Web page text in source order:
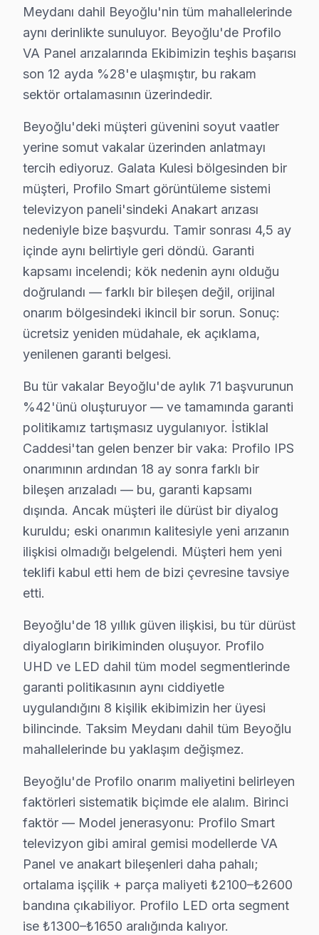
Sütlüce Profilo Servis
Sütlüce'de Profilo TV ses ama görüntü yok sorununu
Sütlüce Profilo Anakart Tamiri →
Şahkulu semtindeki Profilo TV sorunları için kapıya kadar
Şahkulu Profilo Açılmıyor Arıza →
Şehit Muhtar Profilo Servis
Şehit Muhtar'de Profilo TV güç kartı kondansatör şişmesi
Beyoğlu Profilo Servis →
Taksim Profilo Servis
Taksim'de Profilo TV ses ama görüntü yok sorununu
Profilo Servis Merkezi →
Tarlabaşı Profilo Servis
Beyoğlu'da Tarlabaşı bölgesindeki Profilo kullanıcılarına
Tomtom Profilo Servis
Tomtom'de Profilo TV ekranında çizgi, donma ya da ses
Beyoğlu Profilo Servis →
Yahya Kahya Profilo Servis
Yahya Kahya'de Profilo TV güç kartı kondansatör şişmesi
Yenişehir Profilo Servis
Profilo TV Yenişehir adresinde firmware güncellemesi
Beyoğlu Profilo TV Servis Hizmet Bölgesi
Beyoğlu bölgesine kapıya gelen Profilo TV tamir servisi
Meydanı dahil Beyoğlu'nin tüm mahallelerinde
aynı derinlikte sunuluyor. Beyoğlu'de Profilo
VA Panel arızalarında Ekibimizin teşhis başarısı
son 12 ayda %28'e ulaşmıştır, bu rakam
sektör ortalamasının üzerindedir.
Beyoğlu'deki müşteri güvenini soyut vaatler
yerine somut vakalar üzerinden anlatmayı
tercih ediyoruz. Galata Kulesi bölgesinden bir
müşteri, Profilo Smart görüntüleme sistemi
televizyon paneli'sindeki Anakart arızası
nedeniyle bize başvurdu. Tamir sonrası 4,5 ay
içinde aynı belirtiyle geri döndü. Garanti
kapsamı incelendi; kök nedenin aynı olduğu
doğrulandı — farklı bir bileşen değil, orijinal
onarım bölgesindeki ikincil bir sorun. Sonuç:
ücretsiz yeniden müdahale, ek açıklama,
yenilenen garanti belgesi.
Bu tür vakalar Beyoğlu'de aylık 71 başvurunun
%42'ünü oluşturuyor — ve tamamında garanti
politikamız tartışmasız uygulanıyor. İstiklal
Caddesi'tan gelen benzer bir vaka: Profilo IPS
onarımının ardından 18 ay sonra farklı bir
bileşen arızaladı — bu, garanti kapsamı
dışında. Ancak müşteri ile dürüst bir diyalog
kuruldu; eski onarımın kalitesiyle yeni arızanın
ilişkisi olmadığı belgelendi. Müşteri hem yeni
teklifi kabul etti hem de bizi çevresine tavsiye
etti.
Beyoğlu'de 18 yıllık güven ilişkisi, bu tür dürüst
diyalogların birikiminden oluşuyor. Profilo
UHD ve LED dahil tüm model segmentlerinde
garanti politikasının aynı ciddiyetle
uygulandığını 8 kişilik ekibimizin her üyesi
bilincinde. Taksim Meydanı dahil tüm Beyoğlu
mahallelerinde bu yaklaşım değişmez.
Beyoğlu'de Profilo onarım maliyetini belirleyen
faktörleri sistematik biçimde ele alalım. Birinci
faktör — Model jenerasyonu: Profilo Smart
televizyon gibi amiral gemisi modellerde VA
Panel ve anakart bileşenleri daha pahalı;
ortalama işçilik + parça maliyeti ₺2100–₺2600
bandına çıkabiliyor. Profilo LED orta segment
ise ₺1300–₺1650 aralığında kalıyor.